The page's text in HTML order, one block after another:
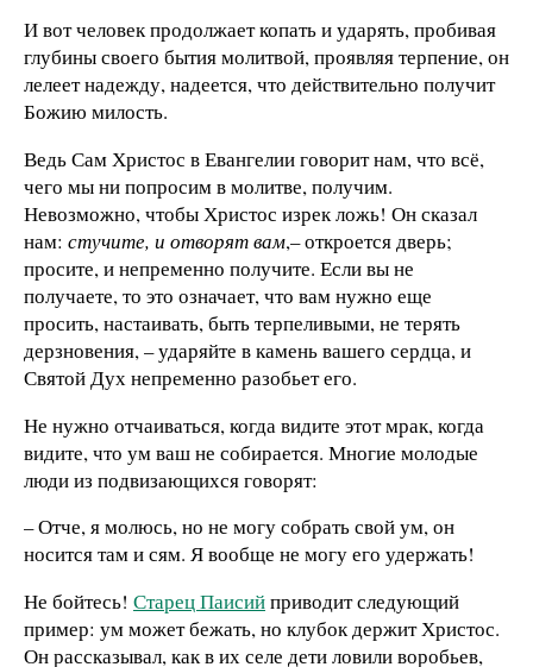
И вот человек продолжает копать и ударять, пробивая
глубины своего бытия молитвой, проявляя терпение, он
лелеет надежду, надеется, что действительно получит
Божию милость.
Ведь Сам Христос в Евангелии говорит нам, что всё,
чего мы ни попросим в молитве, получим.
Невозможно, чтобы Христос изрек ложь! Он сказал
нам: стучите, и отворят вам,– откроется дверь;
просите, и непременно получите. Если вы не
получаете, то это означает, что вам нужно еще
просить, настаивать, быть терпеливыми, не терять
дерзновения, – ударяйте в камень вашего сердца, и
Святой Дух непременно разобьет его.
Не нужно отчаиваться, когда видите этот мрак, когда
видите, что ум ваш не собирается. Многие молодые
люди из подвизающихся говорят:
– Отче, я молюсь, но не могу собрать свой ум, он
носится там и сям. Я вообще не могу его удержать!
Не бойтесь! Старец Паисийприводит следующий
пример: ум может бежать, но клубок держит Христос.
Он рассказывал, как в их селе дети ловили воробьев,